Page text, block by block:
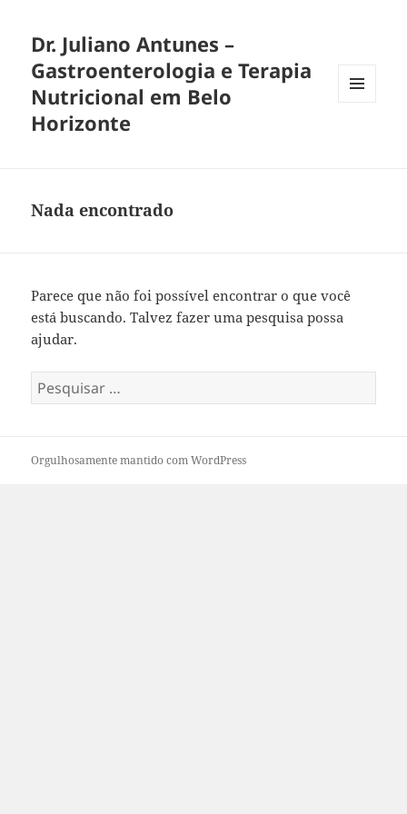
Dr. Juliano Antunes –
Gastroenterologia e Terapia
Nutricional em Belo
Horizonte
Nada encontrado
Parece que não foi possível encontrar o que você
está buscando. Talvez fazer uma pesquisa possa
ajudar.
Pesquisar
por:
Orgulhosamente mantido com WordPress